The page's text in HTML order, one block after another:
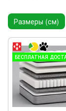
Размеры (см)